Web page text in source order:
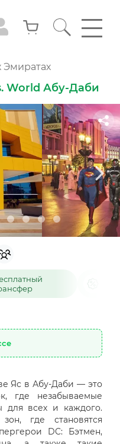
Эмиратах
World Абу-Даби
Яс в Абу-Даби — это
где незабываемые
для всех и каждого.
где становятся
DC: Бэтмен,
Круизы
Шоу
Популярно с детьми